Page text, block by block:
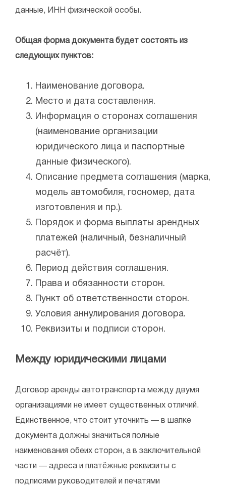
данные, ИНН физической особы.
Общая форма документа будет состоять из
следующих пунктов:
Наименование договора.
Место и дата составления.
Информация о сторонах соглашения
(наименование организации
юридического лица и паспортные
данные физического).
Описание предмета соглашения (марка,
модель автомобиля, госномер, дата
изготовления и пр.).
Порядок и форма выплаты арендных
платежей (наличный, безналичный
расчёт).
Период действия соглашения.
Права и обязанности сторон.
Пункт об ответственности сторон.
Условия аннулирования договора.
Реквизиты и подписи сторон.
Между юридическими лицами
Договор аренды автотранспорта между двумя
организациями не имеет существенных отличий.
Единственное, что стоит уточнить — в шапке
документа должны значиться полные
наименования обеих сторон, а в заключительной
части — адреса и платёжные реквизиты с
подписями руководителей и печатями